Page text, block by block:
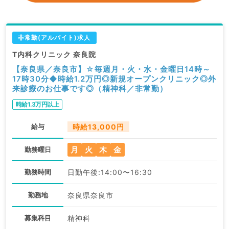
非常勤(アルバイト)求人
T内科クリニック 奈良院
【奈良県／奈良市】☆毎週月・火・水・金曜日14時～
17時30分◆時給1.2万円◎新規オープンクリニック◎外
来診療のお仕事です◎（精神科／非常勤）
時給1.3万円以上
給与 時給13,000円
勤務曜日 月 火 木 金
勤務時間 日勤午後:14:00〜16:30
勤務地 奈良県奈良市
募集科目 精神科